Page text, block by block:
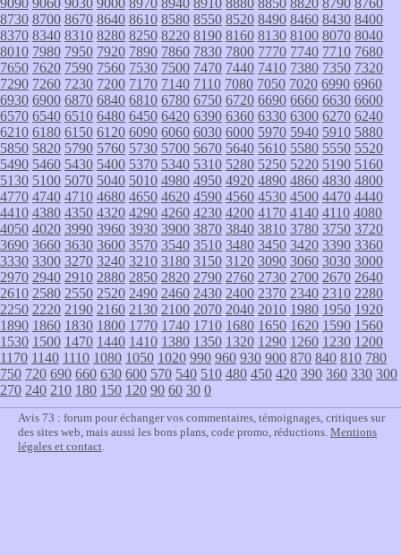
9090 9060 9030 9000 8970 8940 8910 8880 8850 8820 8790 8760
8730 8700 8670 8640 8610 8580 8550 8520 8490 8460 8430 8400
8370 8340 8310 8280 8250 8220 8190 8160 8130 8100 8070 8040
8010 7980 7950 7920 7890 7860 7830 7800 7770 7740 7710 7680
7650 7620 7590 7560 7530 7500 7470 7440 7410 7380 7350 7320
7290 7260 7230 7200 7170 7140 7110 7080 7050 7020 6990 6960
6930 6900 6870 6840 6810 6780 6750 6720 6690 6660 6630 6600
6570 6540 6510 6480 6450 6420 6390 6360 6330 6300 6270 6240
6210 6180 6150 6120 6090 6060 6030 6000 5970 5940 5910 5880
5850 5820 5790 5760 5730 5700 5670 5640 5610 5580 5550 5520
5490 5460 5430 5400 5370 5340 5310 5280 5250 5220 5190 5160
5130 5100 5070 5040 5010 4980 4950 4920 4890 4860 4830 4800
4770 4740 4710 4680 4650 4620 4590 4560 4530 4500 4470 4440
4410 4380 4350 4320 4290 4260 4230 4200 4170 4140 4110 4080
4050 4020 3990 3960 3930 3900 3870 3840 3810 3780 3750 3720
3690 3660 3630 3600 3570 3540 3510 3480 3450 3420 3390 3360
3330 3300 3270 3240 3210 3180 3150 3120 3090 3060 3030 3000
2970 2940 2910 2880 2850 2820 2790 2760 2730 2700 2670 2640
2610 2580 2550 2520 2490 2460 2430 2400 2370 2340 2310 2280
2250 2220 2190 2160 2130 2100 2070 2040 2010 1980 1950 1920
1890 1860 1830 1800 1770 1740 1710 1680 1650 1620 1590 1560
1530 1500 1470 1440 1410 1380 1350 1320 1290 1260 1230 1200
1170 1140 1110 1080 1050 1020 990 960 930 900 870 840 810 780
750 720 690 660 630 600 570 540 510 480 450 420 390 360 330 300
270 240 210 180 150 120 90 60 30 0
Avis 73 : forum pour échanger vos commentaires, témoignages, critiques sur
des sites web, mais aussi les bons plans, code promo, réductions. Mentions
légales et contact.